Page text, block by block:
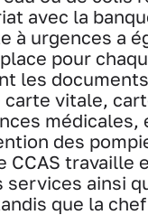
avec la
à urgences a
pour
les
carte vitale,
médicales,
des
CCAS travaille
services ainsi
que la